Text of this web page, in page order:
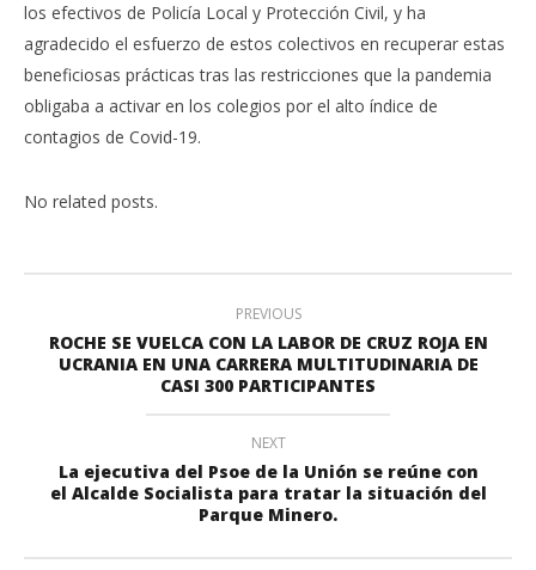
los efectivos de Policía Local y Protección Civil, y ha
agradecido el esfuerzo de estos colectivos en recuperar estas
beneficiosas prácticas tras las restricciones que la pandemia
obligaba a activar en los colegios por el alto índice de
contagios de Covid-19.
No related posts.
PREVIOUS
ROCHE SE VUELCA CON LA LABOR DE CRUZ ROJA EN
UCRANIA EN UNA CARRERA MULTITUDINARIA DE
CASI 300 PARTICIPANTES
NEXT
La ejecutiva del Psoe de la Unión se reúne con
el Alcalde Socialista para tratar la situación del
Parque Minero.